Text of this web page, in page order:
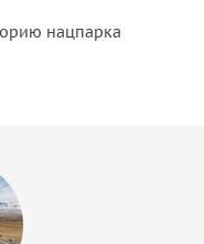
нацпарка
до поляны